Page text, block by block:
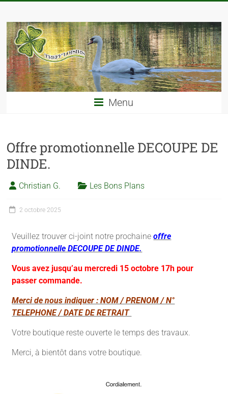
Menu
Offre promotionnelle DECOUPE DE
DINDE.
Christian G. Les Bons Plans
2 octobre 2025
Veuillez trouver ci-joint notre prochaineoffre
promotionnelle DECOUPE DE DINDE.
Vous avez jusqu’au mercredi 15 octobre 17h pour
passer commande.
Merci de nous indiquer : NOM / PRENOM / N°
TELEPHONE / DATE DE RETRAIT
Votre boutique reste ouverte le temps des travaux.
Merci, à bientôt dans votre boutique.